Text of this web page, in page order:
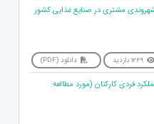
مشتری در صنایع غذایی کشور
1269 بازدید دانلود (PDF)
فردی کارکنان (مورد مطالعه: